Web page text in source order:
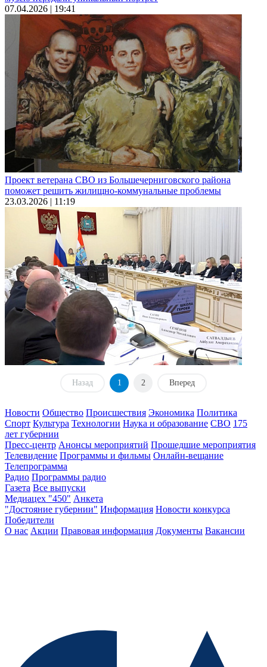
07.04.2026 | 19:41
Проект ветерана СВО из Большечерниговского района
поможет решить жилищно-коммунальные проблемы
23.03.2026 | 11:19
Назад 1 2 Вперед
Новости Общество Происшествия Экономика Политика
Спорт Культура Технологии Наука и образование СВО 175
лет губернии
Пресс-центр Анонсы мероприятий Прошедшие мероприятия
Телевидение Программы и фильмы Онлайн-вещание
Телепрограмма
Радио Программы радио
Газета Все выпуски
Медиацех "450" Анкета
"Достояние губернии" Информация Новости конкурса
Победители
О нас Акции Правовая информация Документы Вакансии